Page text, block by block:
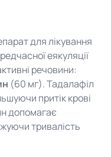
для лікування
еякуляції
речовини:
(60 мг). Тадалафіл
притік крові
допомагає
тривалість